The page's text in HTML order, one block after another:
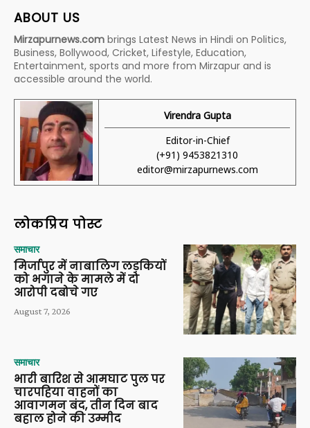
ABOUT US
Mirzapurnews.com brings Latest News in Hindi on Politics,
Business, Bollywood, Cricket, Lifestyle, Education,
Entertainment, sports and more from Mirzapur and is
accessible around the world.
Virendra Gupta
Editor-in-Chief
(+91) 9453821310
editor@mirzapurnews.com
लोकप्रिय पोस्ट
समाचार
मिर्जापुर में नाबालिग लड़कियों
को भगाने के मामले में दो
आरोपी दबोचे गए
August 7, 2026
समाचार
भारी बारिश से आमघाट पुल पर
चारपहिया वाहनों का
आवागमन बंद, तीन दिन बाद
बहाल होने की उम्मीद